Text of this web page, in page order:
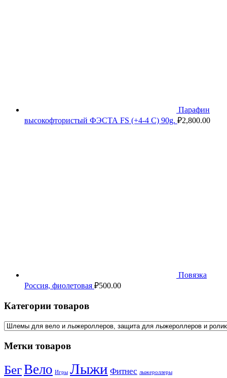
Парафин
высокофтористый ФЭСТА FS (+4-4 C) 90g. ₽2,800.00
Повязка
Россия, фиолетовая ₽500.00
Категории товаров
Метки товаров
БегВело Игры Лыжи Фитнес лыжероллеры